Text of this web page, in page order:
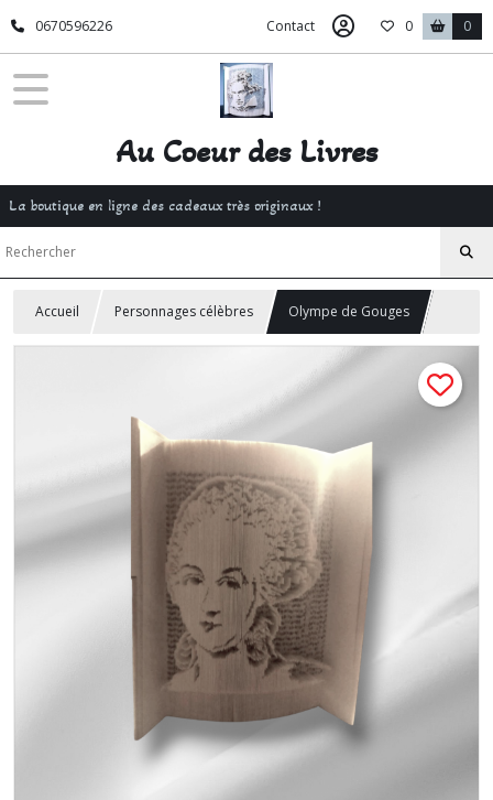
0670596226 Contact 0 0
Au Coeur des Livres
La boutique en ligne des cadeaux très originaux !
Accueil Personnages célèbres Olympe de Gouges